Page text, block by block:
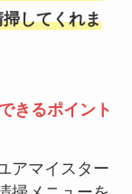
してくれま
きるポイント
アマイスター